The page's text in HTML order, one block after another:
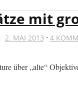
mit
2. MAI 2013 · 4
über „alte“